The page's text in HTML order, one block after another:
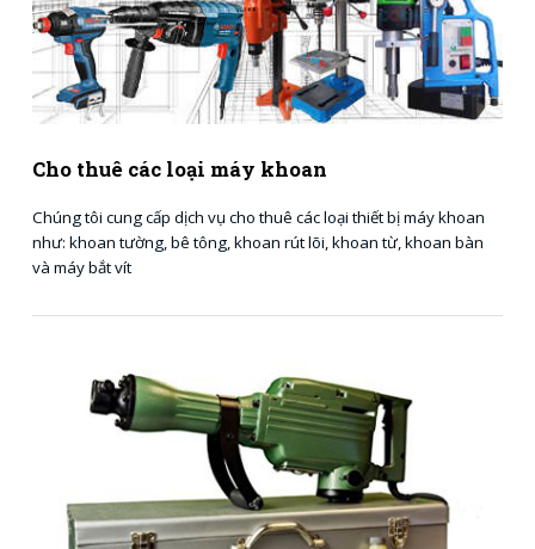
Cho thuê các loại máy khoan
Chúng tôi cung cấp dịch vụ cho thuê các loại thiết bị máy khoan
như: khoan tường, bê tông, khoan rút lõi, khoan từ, khoan bàn
và máy bắt vít